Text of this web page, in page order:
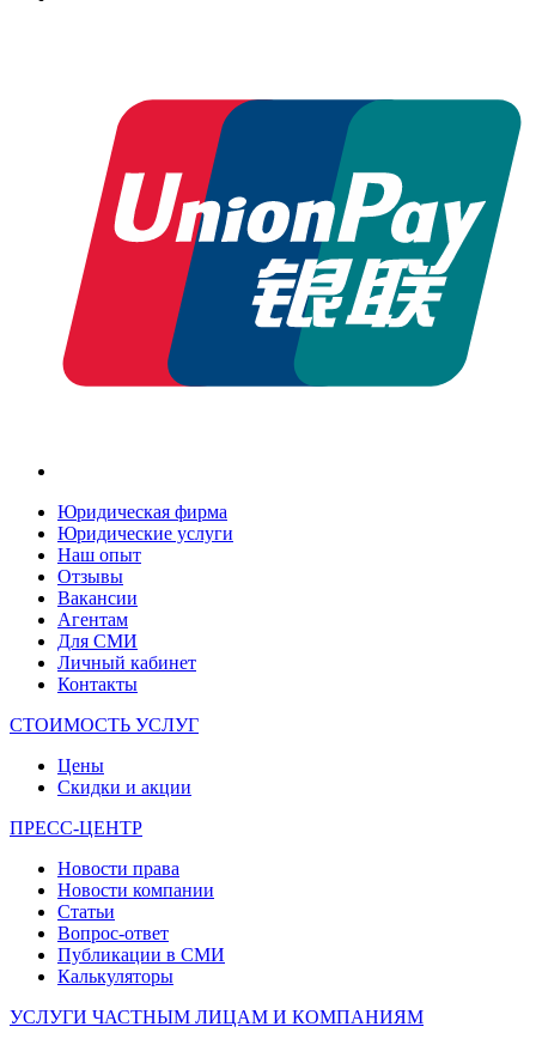
Юридическая фирма
Юридические услуги
Наш опыт
Отзывы
Вакансии
Агентам
Для СМИ
Личный кабинет
Контакты
СТОИМОСТЬ УСЛУГ
Цены
Скидки и акции
ПРЕСС-ЦЕНТР
Новости права
Новости компании
Статьи
Вопрос-ответ
Публикации в СМИ
Калькуляторы
УСЛУГИ ЧАСТНЫМ ЛИЦАМ И КОМПАНИЯМ